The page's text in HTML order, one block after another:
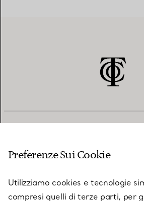
Preferenze Sui Cookie
Utilizziamo cookies e tecnologie
compresi quelli di terze parti, per